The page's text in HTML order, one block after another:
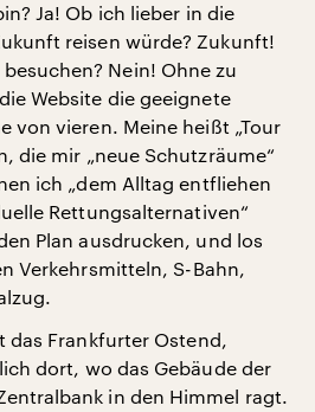
Ja! Ob ich lieber in die
reisen würde? Zukunft!
Nein! Ohne zu
Website die geeignete
von vieren. Meine heißt „Tour
die mir „neue Schutzräume“
ich „dem Alltag entfliehen
Rettungsalternativen“
Plan ausdrucken, und los
Verkehrsmitteln, S-Bahn,
das Frankfurter Ostend,
dort, wo das Gebäude der
in den Himmel ragt.